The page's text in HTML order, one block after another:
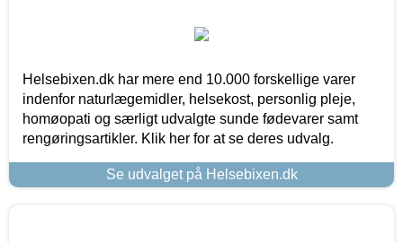
Helsebixen.dk har mere end 10.000 forskellige varer
indenfor naturlægemidler, helsekost, personlig pleje,
homøopati og særligt udvalgte sunde fødevarer samt
rengøringsartikler. Klik her for at se deres udvalg.
Se udvalget på Helsebixen.dk